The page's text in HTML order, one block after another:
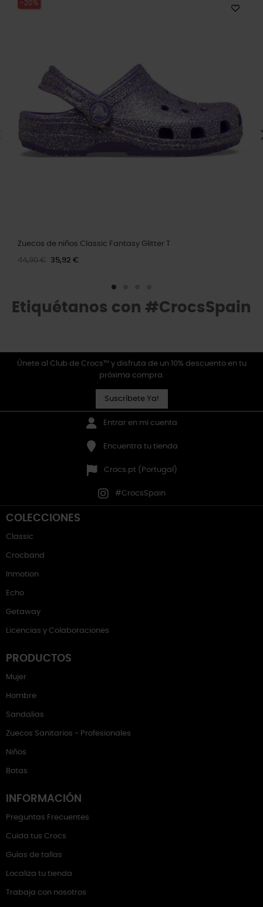
-20%
Zuecos de niños Classic Fantasy Glitter T
44,90 € 35,92 €
Etiquétanos con #CrocsSpain
Únete al Club de Crocs™ y disfruta de un 10% descuento en tu
próxima compra.
Suscríbete Ya!
Entrar en mi cuenta
Encuentra tu tienda
Crocs.pt (Portugal)
#CrocsSpain
COLECCIONES
Classic
Crocband
Inmotion
Echo
Getaway
Licencias y Colaboraciones
PRODUCTOS
Mujer
Hombre
Sandalias
Zuecos Sanitarios - Profesionales
Niños
Botas
INFORMACIÓN
Preguntas Frecuentes
Cuida tus Crocs
Guías de tallas
Localiza tu tienda
Trabaja con nosotros